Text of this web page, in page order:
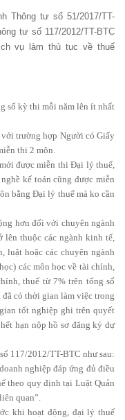
Thông tư số 51/2017/TT-
tư số 117/2012/TT-BTC
vụ làm thủ tục về thuế
số kỳ thi mỗi năm lên ít nhất
trường hợp Người có Giấy
thi 2 môn.
được miễn thi Đại lý thuế,
kế toán cũng được miễn
bằng Đại lý thuế mà ko cần
hơn đối với chuyên ngành
thuộc các ngành kinh tế,
luật hoặc các chuyên ngành
các môn học về tài chính,
thuế từ 7% trên tổng số
có thời gian làm việc trong
tốt nghiệp ghi trên quyết
hạn nộp hồ sơ đăng ký dự
117/2012/TT-BTC như sau:
nghiệp đáp ứng đủ điều
theo quy định tại Luật Quản
quan”.
khi hoạt động, đại lý thuế